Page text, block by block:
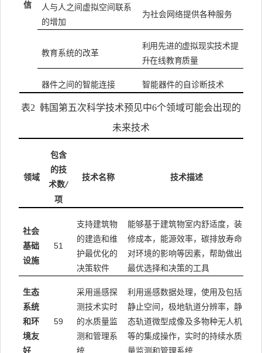
信
人与人之间虚拟空间联系
的增加
为社会网络提供各种服务
教育系统的改革
利用先进的虚拟现实技术提
升在线教育质量
器件之间的智能连接 智能器件的自诊断技术
表2 韩国第五次科学技术预见中6个领域可能会出现的
未来技术
领域
包含
的技
术数/
项
技术名称 技术描述
社会
基础
设施
51
支持建筑物
的建造和维
护最优化的
决策软件
能够基于建筑物室内舒适度，装
修成本，能源效率，碳排放寿命
对环境的影响等因素，帮助做出
最优选择和决策的工具
生态
系统
和环
境友
好
59
采用遥感探
测技术实时
的水质量监
测和管理系
统
利用遥感数据处理，使用及包括
静止空间，极地轨道分辨率，静
态轨道微型成像及多物种无人机
等的集成操作，实时的持续水质
量监测和管理系统